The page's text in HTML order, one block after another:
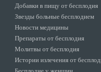
Добавки в пищу от бесплодия
Звезды больные бесплодием
Новости медицины
Препараты от бесплодия
Молитвы от бесплодия
Истории излечения от